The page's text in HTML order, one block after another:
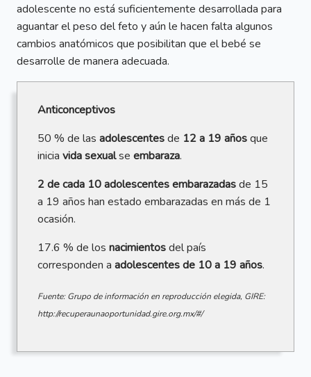
adolescente no está suficientemente desarrollada para
aguantar el peso del feto y aún le hacen falta algunos
cambios anatómicos que posibilitan que el bebé se
desarrolle de manera adecuada.
Anticonceptivos
50 % de las adolescentesde 12 a 19 añosque
inicia vida sexualse embaraza.
2 de cada 10 adolescentes embarazadasde 15
a 19 años han estado embarazadas en más de 1
ocasión.
17.6 % de los nacimientosdel país
corresponden a adolescentes de 10 a 19 años.
Fuente: Grupo de información en reproducción elegida, GIRE:
http://recuperaunaoportunidad.gire.org.mx/#/